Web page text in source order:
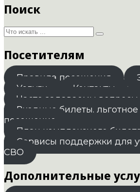
Поиск
Посетителям
Правила посещения
Услуги
Контакты
Часто задаваемы вопросы
Входные билеты.
посещение
План комплексного билета
Сервисы поддержки для
СВО
Дополнительные